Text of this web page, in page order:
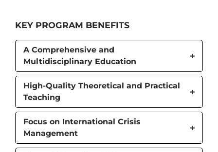
KEY PROGRAM BENEFITS
A Comprehensive and
Multidisciplinary Education
High-Quality Theoretical and Practical
Teaching
Focus on International Crisis
Management